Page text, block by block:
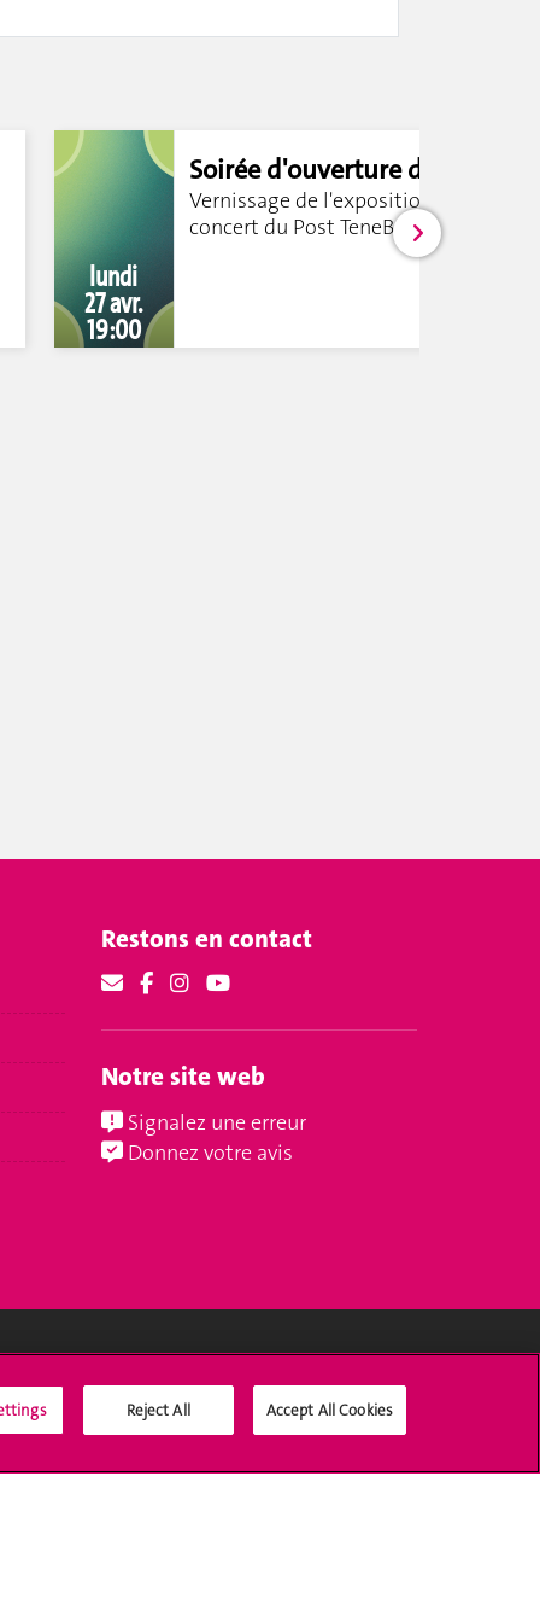
lundi
27 avr.
19:00
Soirée d'ouverture du
Carac Festival
Vernissage de l'exposition et
concert du Post TeneBrass Band
Restons en contact
Notre site web
Signalez une erreur
Donnez votre avis
Médias sociaux UNIGE
Reject All Accept All Cookies